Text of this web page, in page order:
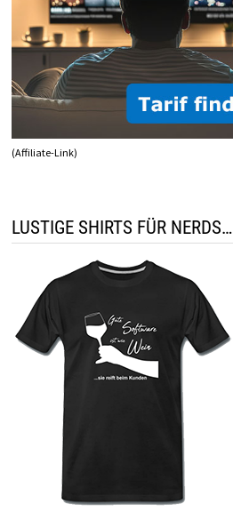
(Affiliate-Link)
LUSTIGE SHIRTS FÜR NERDS…